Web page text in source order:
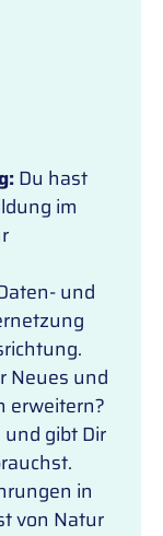
Du hast
im
und
Neues und
erweitern?
gibt Dir
in
von Natur